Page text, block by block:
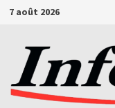
Passer
contenu
7 août 2026